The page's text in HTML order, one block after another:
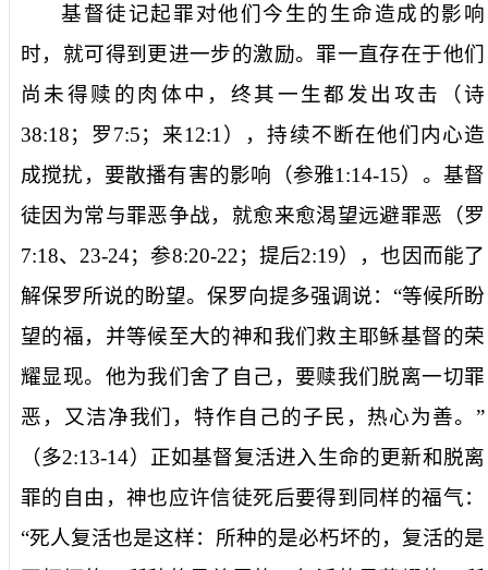
基督徒记起罪对他们今生的生命造成的影响
时，就可得到更进一步的激励。罪一直存在于他们
尚未得赎的肉体中，终其一生都发出攻击（诗
38:18；罗7:5；来12:1 ），持续不断在他们内心造
成搅扰，要散播有害的影响（参雅1:14-15）。基督
徒因为常与罪恶争战，就愈来愈渴望远避罪恶（罗
7:18、 23-24；参8:20-22；提后2:19），也因而能了
解保罗所说的盼望。保罗向提多强调说：“等候所盼
望的福，并等候至大的神和我们救主耶稣基督的荣
耀显现。他为我们舍了自己，要赎我们脱离一切罪
恶，又洁净我们，特作自己的子民，热心为善。 ”
（多2:13-14）正如基督复活进入生命的更新和脱离
罪的自由，神也应许信徒死后要得到同样的福气：
“死人复活也是这样：所种的是必朽坏的，复活的是